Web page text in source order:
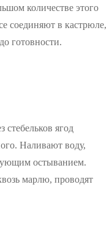
количестве этого
соединяют в кастрюле,
готовности.
ягод
Наливают воду,
остыванием.
марлю, проводят